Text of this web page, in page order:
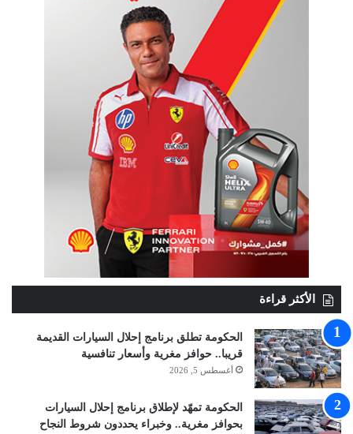
الأكثر قراءة
الحكومة تطلق برنامج إحلال السيارات القديمة
قريبا.. حوافز مغرية وأسعار تنافسية
أغسطس 5, 2026
الحكومة تمهّد لإطلاق برنامج إحلال السيارات
بحوافز مغرية.. وخبراء يحددون شروط النجاح